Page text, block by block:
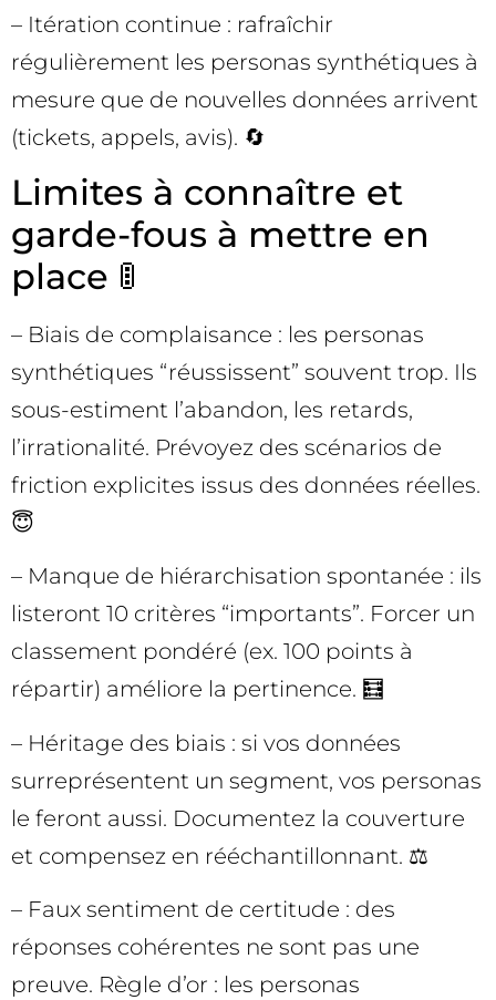
– Itération continue : rafraîchir
régulièrement les personas synthétiques à
mesure que de nouvelles données arrivent
(tickets, appels, avis). 🔄
Limites à connaître et
garde-fous à mettre en
place 🚦
– Biais de complaisance : les personas
synthétiques “réussissent” souvent trop. Ils
sous-estiment l’abandon, les retards,
l’irrationalité. Prévoyez des scénarios de
friction explicites issus des données réelles.
😇
– Manque de hiérarchisation spontanée : ils
listeront 10 critères “importants”. Forcer un
classement pondéré (ex. 100 points à
répartir) améliore la pertinence. 🧮
– Héritage des biais : si vos données
surreprésentent un segment, vos personas
le feront aussi. Documentez la couverture
et compensez en rééchantillonnant. ⚖️
– Faux sentiment de certitude : des
réponses cohérentes ne sont pas une
preuve. Règle d’or : les personas